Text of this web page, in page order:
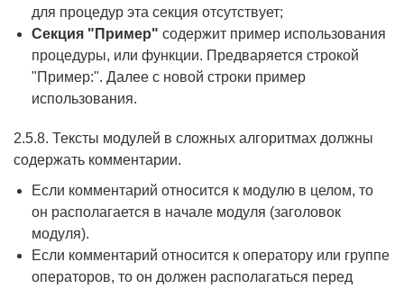
для процедур эта секция отсутствует;
Секция "Пример" содержит пример использования
процедуры, или функции. Предваряется строкой
"Пример:". Далее с новой строки пример
использования.
2.5.8. Тексты модулей в сложных алгоритмах должны
содержать комментарии.
Если комментарий относится к модулю в целом, то
он располагается в начале модуля (заголовок
модуля).
Если комментарий относится к оператору или группе
операторов, то он должен располагаться перед